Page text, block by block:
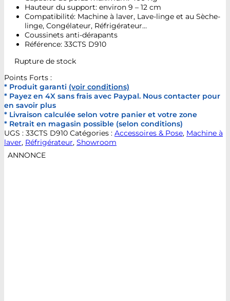
Hauteur du support: environ 9 – 12 cm
Compatibilité: Machine à laver, Lave-linge et au Sèche-
linge, Congélateur, Réfrigérateur…
Coussinets anti-dérapants
Référence: 33CTS D910
Rupture de stock
Points Forts :
* Produit garanti (voir conditions)
* Payez en 4X sans frais avec Paypal. Nous contacter pour
en savoir plus
* Livraison calculée selon votre panier et votre zone
* Retrait en magasin possible (selon conditions)
UGS : 33CTS D910 Catégories : Accessoires & Pose, Machine à
laver, Réfrigérateur, Showroom
ANNONCE